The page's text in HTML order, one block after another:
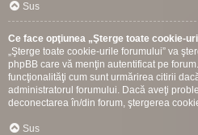
Sus
Ce face opţiunea „Şterge toate cookie-
„Şterge toate cookie-urile forumului” va
phpBB care vă menţin autentificat pe
funcţionalităţi cum sunt urmărirea citirii
administratorul forumului. Dacă aveţi
deconectarea în/din forum, ştergerea
Sus